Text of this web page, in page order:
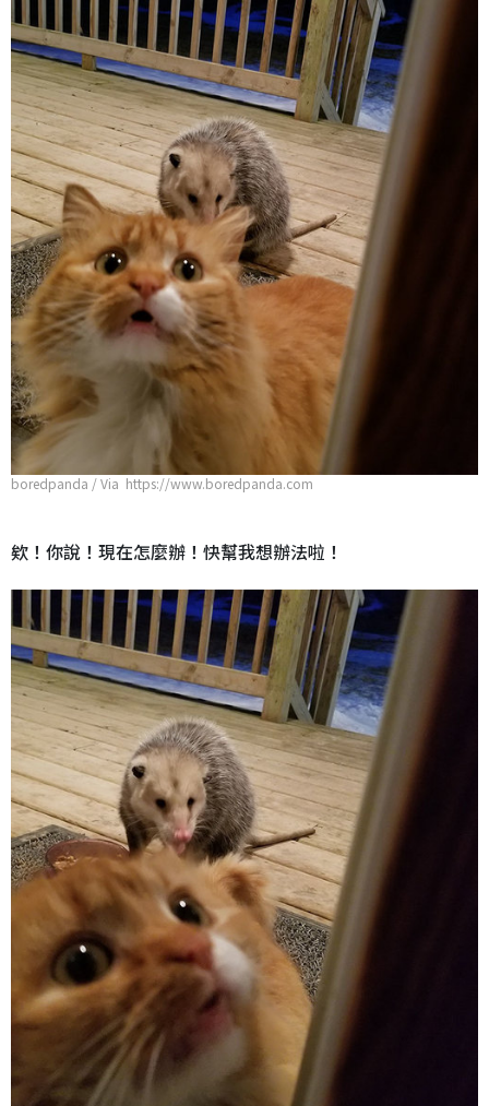
boredpanda / Via https://www.boredpanda.com
欸！你說！現在怎麼辦！快幫我想辦法啦！